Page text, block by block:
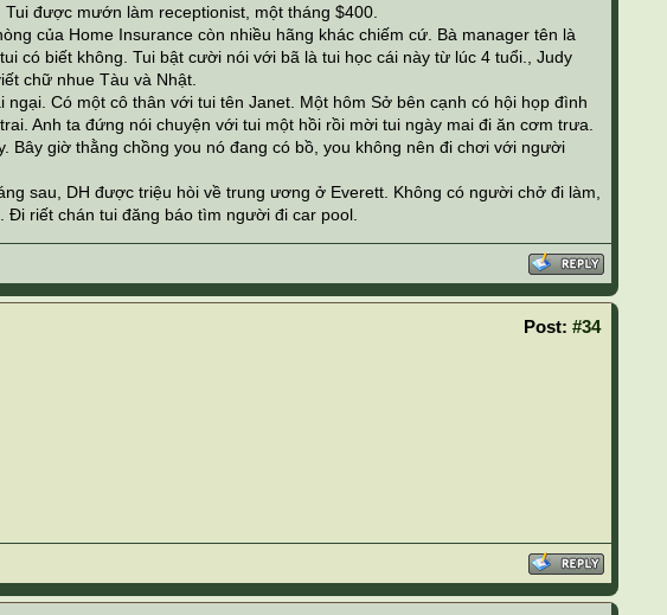
được mướn làm receptionist, một tháng $400.
của Home Insurance còn nhiều hãng khác chiếm cứ. Bà manager tên là
có biết không. Tui bật cười nói với bã là tui học cái này từ lúc 4 tuổi., Judy
chữ nhue Tàu và Nhật.
Có một cô thân với tui tên Janet. Một hôm Sở bên cạnh có hội họp đình
Anh ta đứng nói chuyện với tui một hồi rồi mời tui ngày mai đi ăn cơm trưa.
Bây giờ thằng chồng you nó đang có bồ, you không nên đi chơi với người
sau, DH được triệu hòi về trung ương ở Everett. Không có người chở đi làm,
riết chán tui đăng báo tìm người đi car pool.
Post: #34